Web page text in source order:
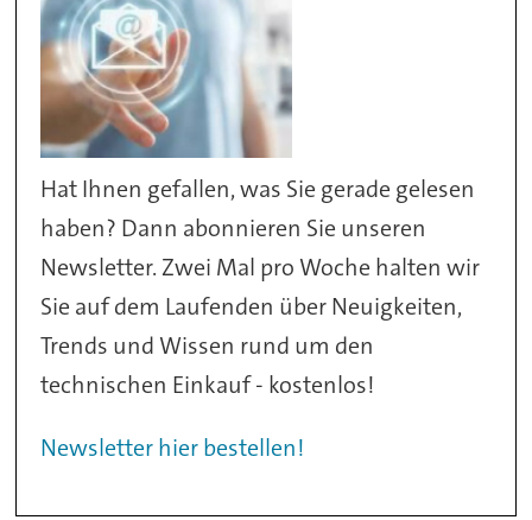
Hat Ihnen gefallen, was Sie gerade gelesen
haben? Dann abonnieren Sie unseren
Newsletter. Zwei Mal pro Woche halten wir
Sie auf dem Laufenden über Neuigkeiten,
Trends und Wissen rund um den
technischen Einkauf - kostenlos!
Newsletter hier bestellen!